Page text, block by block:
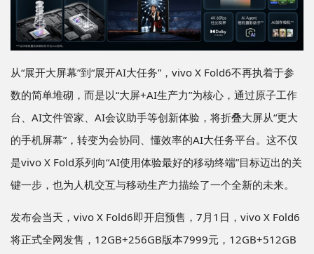
从“展开大屏幕”到“展开AI大任务”，vivo X Fold6不再执着于参
数的简单堆砌，而是以“大屏+AI生产力”为核心，通过原子工作
台、AI文件管家、AI会议助手等创新体验，将折叠大屏从“更大
的手机屏幕”，转变为会协同、懂效率的AI大任务平台。这不仅
是vivo X Fold系列向“AI使用体验最好的移动终端”目标迈出的关
键一步，也为人机交互与移动生产力描绘了一个全新的未来。
发布会当天，vivo X Fold6即开启预售，7月1日，vivo X Fold6
将正式全网发售，12GB+256GB版本7999元，12GB+512GB